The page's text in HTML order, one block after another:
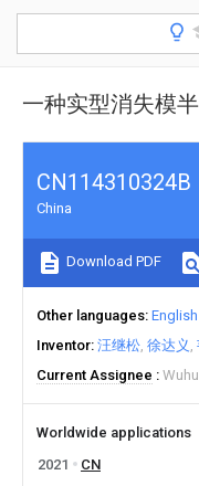
一种实型消失模
CN114310324B
China
Download PDF
Other languages English
Inventor 汪继松 徐达义
Current Assignee
Worldwide applications
2021
CN